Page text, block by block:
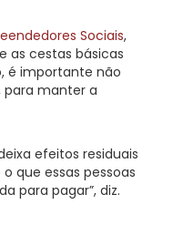
Sociais,
as cestas básicas
é importante não
para manter a
efeitos residuais
que essas pessoas
para pagar”, diz.